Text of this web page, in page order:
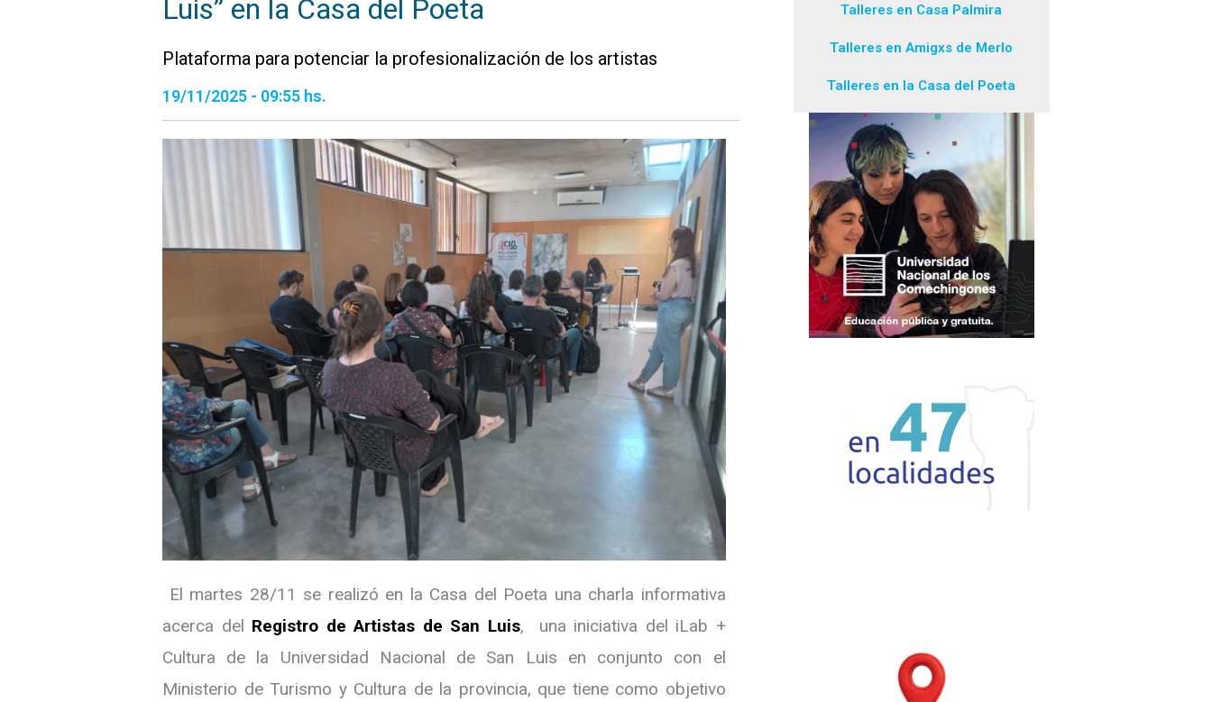
Luis” en la Casa del Poeta
Plataforma para potenciar la profesionalización de los artistas
19/11/2025 - 09:55 hs.
El martes 28/11 se realizó en la Casa del Poeta una charla informativa
acerca del Registro de Artistas de San Luis, una iniciativa del iLab +
Cultura de la Universidad Nacional de San Luis en conjunto con el
Ministerio de Turismo y Cultura de la provincia, que tiene como objetivo
Talleres en Casa Palmira
Talleres en Amigxs de Merlo
Talleres en la Casa del Poeta